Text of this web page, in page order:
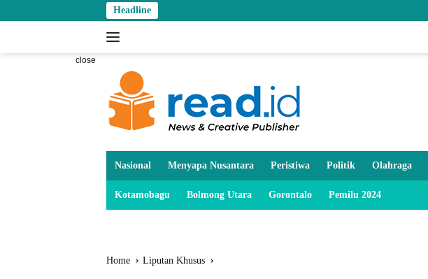
to
Headline
close
Nasional Menyapa Nusantara Peristiwa Politik Olahraga
Kotamobagu Bolmong Utara Gorontalo Pemilu 2024
Home Liputan Khusus